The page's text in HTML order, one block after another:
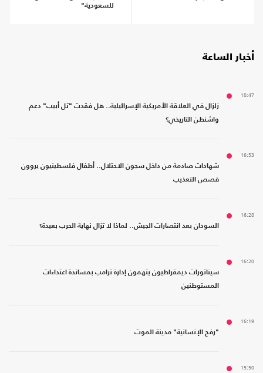
للسعودية"
أخبار الساعة
18:47
زلزال في العلاقة الأمريكية الإسرائيلية.. هل فقدت "تل أبيب" دعم
واشنطن التاريخي؟
16:53
شهادات صادمة من داخل سجون الاحتلال.. أطفال فلسطينيون يروون
قصص التعذيب
16:28
السودان بعد انتصارات الجيش.. لماذا لا تزال نهاية الحرب بعيدة؟
16:20
سيناتورات ديمقراطيون يتهمون إدارة ترامب بمساندة اعتداءات
المستوطنين
16:19
"رفح الإنسانية" مدينة الموت
15:50